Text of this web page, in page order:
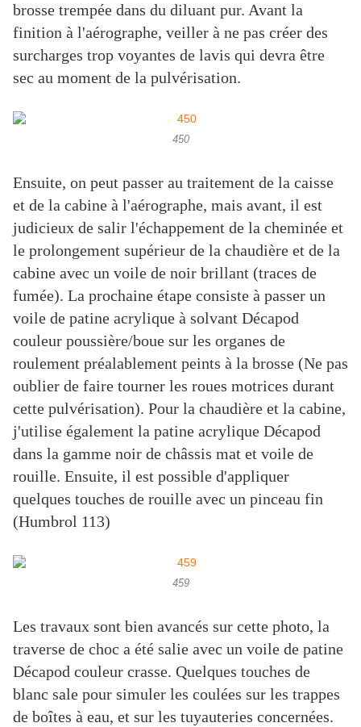
brosse trempée dans du diluant pur. Avant la
finition à l'aérographe, veiller à ne pas créer des
surcharges trop voyantes de lavis qui devra être
sec au moment de la pulvérisation.
450
Ensuite, on peut passer au traitement de la caisse
et de la cabine à l'aérographe, mais avant, il est
judicieux de salir l'échappement de la cheminée et
le prolongement supérieur de la chaudière et de la
cabine avec un voile de noir brillant (traces de
fumée). La prochaine étape consiste à passer un
voile de patine acrylique à solvant Décapod
couleur poussière/boue sur les organes de
roulement préalablement peints à la brosse (Ne pas
oublier de faire tourner les roues motrices durant
cette pulvérisation). Pour la chaudière et la cabine,
j'utilise également la patine acrylique Décapod
dans la gamme noir de châssis mat et voile de
rouille. Ensuite, il est possible d'appliquer
quelques touches de rouille avec un pinceau fin
(Humbrol 113)
459
Les travaux sont bien avancés sur cette photo, la
traverse de choc a été salie avec un voile de patine
Décapod couleur crasse. Quelques touches de
blanc sale pour simuler les coulées sur les trappes
de boîtes à eau, et sur les tuyauteries concernées.